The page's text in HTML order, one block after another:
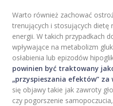
Warto również zachować
trenujących i stosujących dietę
energii. W takich przypadkach
wpływające na metabolizm
osłabienia lub epizodów
powinien być traktowany
„przyspieszania efektów” za
się objawy takie jak zawroty
czy pogorszenie